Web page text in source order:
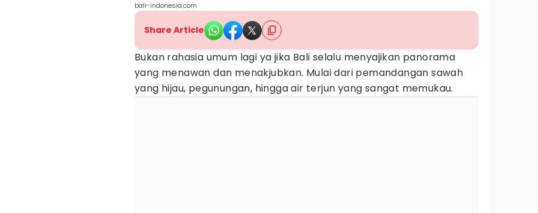
bali-indonesia.com
Share Article
Bukan rahasia umum lagi ya jika Bali selalu menyajikan panorama
yang menawan dan menakjubkan. Mulai dari pemandangan sawah
yang hijau, pegunungan, hingga air terjun yang sangat memukau.